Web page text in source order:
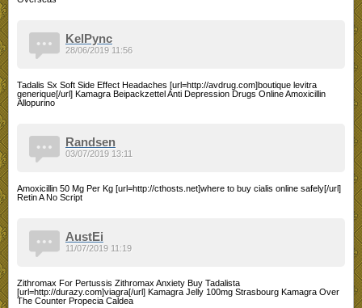
KelPync
Tadalis Sx Soft Side Effect Headaches [url=http://avdrug.com]boutique levitra
generique[/url] Kamagra Beipackzettel Anti Depression Drugs Online Amoxicillin
Allopurino
28/06/2019 11:56
Randsen
Amoxicillin 50 Mg Per Kg [url=http://cthosts.net]where to buy cialis online safely[/url]
Retin A No Script
03/07/2019 13:11
AustEi
Zithromax For Pertussis Zithromax Anxiety Buy Tadalista
[url=http://durazy.com]viagra[/url] Kamagra Jelly 100mg Strasbourg Kamagra Over
The Counter Propecia Caldea
11/07/2019 11:19